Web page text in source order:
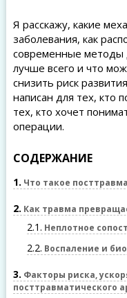
Я расскажу, какие
заболевания, как
современные методы
лучше всего и что
снизить риск
написан для тех, кто
тех, кто хочет
операции.
СОДЕРЖАНИЕ
1 Что такое
2 Как травма
2.1 Неплотное
2.2 Воспаление и
3 Факторы риска,
посттравматического